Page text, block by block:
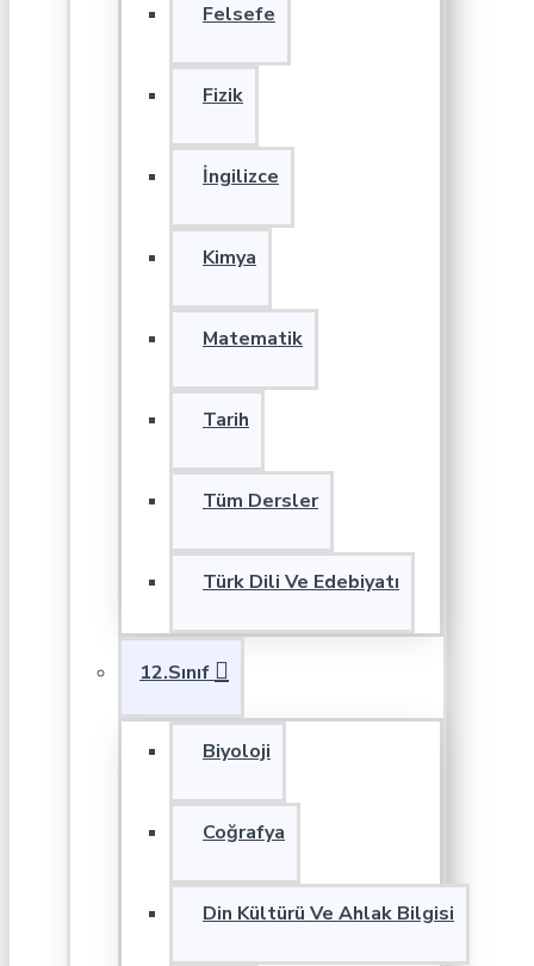
Felsefe
Fizik
İngilizce
Kimya
Matematik
Tarih
Tüm Dersler
Türk Dili Ve Edebiyatı
12.Sınıf
Biyoloji
Coğrafya
Din Kültürü Ve Ahlak Bilgisi